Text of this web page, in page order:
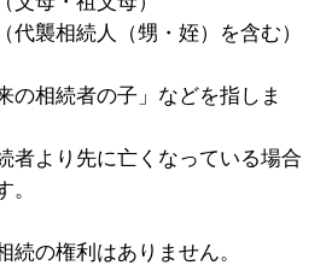
襲相続人（甥・姪）を含む）
相続者の子」などを指しま
者より先に亡くなっている場合
。
続の権利はありません。